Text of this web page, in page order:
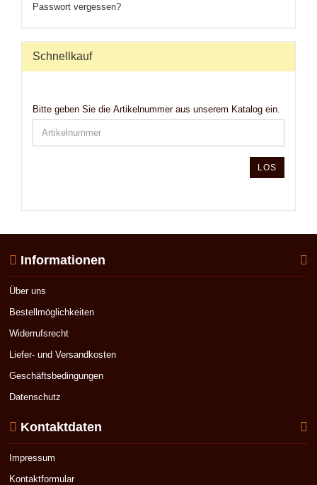
Passwort vergessen?
Schnellkauf
Bitte geben Sie die Artikelnummer aus unserem Katalog ein.
LOS
Informationen
Über uns
Bestellmöglichkeiten
Widerrufsrecht
Liefer- und Versandkosten
Geschäftsbedingungen
Datenschutz
Kontaktdaten
Impressum
Kontaktformular